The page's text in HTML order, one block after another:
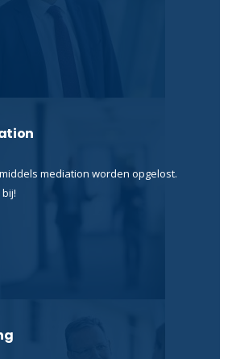
mediation worden opgelost.